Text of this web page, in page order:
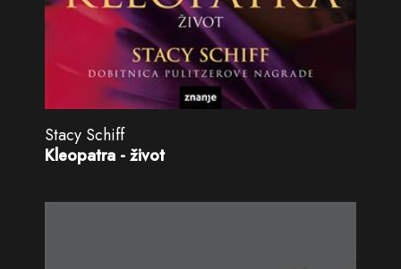
Stacy Schiff
Kleopatra - život